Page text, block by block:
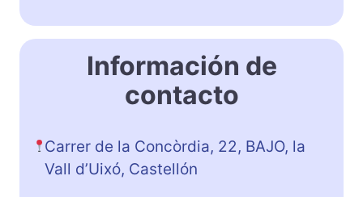
Información de
contacto
Carrer de la Concòrdia, 22, BAJO, la
Vall d’Uixó, Castellón